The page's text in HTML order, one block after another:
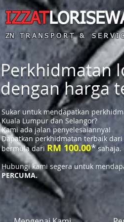
IZZAT
ZN T R A N S P O R T & S E R V I
Perkhidmatan
dengan harga
Sukar untuk mendapatkan
Kuala Lumpur dan Selangor?
Kami ada jalan penyelesaiannya!
Dapatkan perkhidmatan terbaik
bermula dari RM 100.00*sahaja.
Hubungi kami segera untuk
PERCUMA.